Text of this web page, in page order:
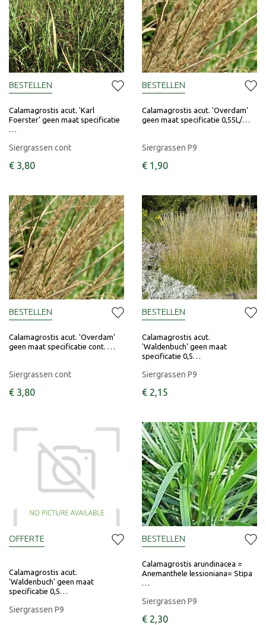
Calamagrostis acut. 'Karl
Foerster' geen maat specificatie
…
Siergrassen cont
€ 3,80
BESTELLEN
Calamagrostis acut. 'Overdam'
geen maat specificatie 0,55L/…
Siergrassen P9
€ 1 ,90
BESTELLEN
Calamagrostis acut. 'Overdam'
geen maat specificatie cont. …
Siergrassen cont
€ 3,80
BESTELLEN
Calamagrostis acut.
'Waldenbuch' geen maat
specificatie 0,5…
Siergrassen P9
€ 2,15
BESTELLEN
Calamagrostis acut.
'Waldenbuch' geen maat
specificatie 0,5…
Siergrassen P9
OFFERTE
Calamagrostis arundinacea =
Anemanthele lessioniana= Stipa
…
Siergrassen P9
€ 2,30
BESTELLEN